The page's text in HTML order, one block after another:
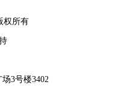
版权所有
3号楼3402